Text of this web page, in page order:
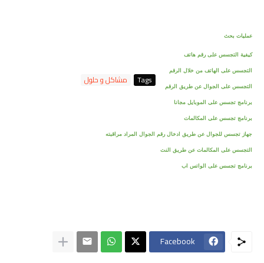
عمليات بحث
كيفية التجسس على رقم هاتف
التجسس على الهاتف من خلال الرقم
التجسس على الجوال عن طريق الرقم
برنامج تجسس على الموبايل مجانا
برنامج تجسس على المكالمات
جهاز تجسس للجوال عن طريق ادخال رقم الجوال المراد مراقبته
التجسس على المكالمات عن طريق النت
برنامج تجسس على الواتس اب
Tags مشاكل و حلول
Facebook